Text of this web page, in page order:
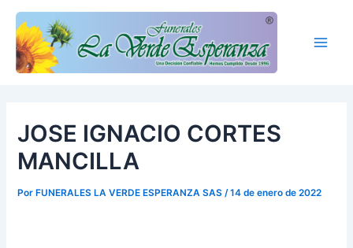
contenido
JOSE IGNACIO CORTES
MANCILLA
Por FUNERALES LA VERDE ESPERANZA SAS/14 de enero de 2022